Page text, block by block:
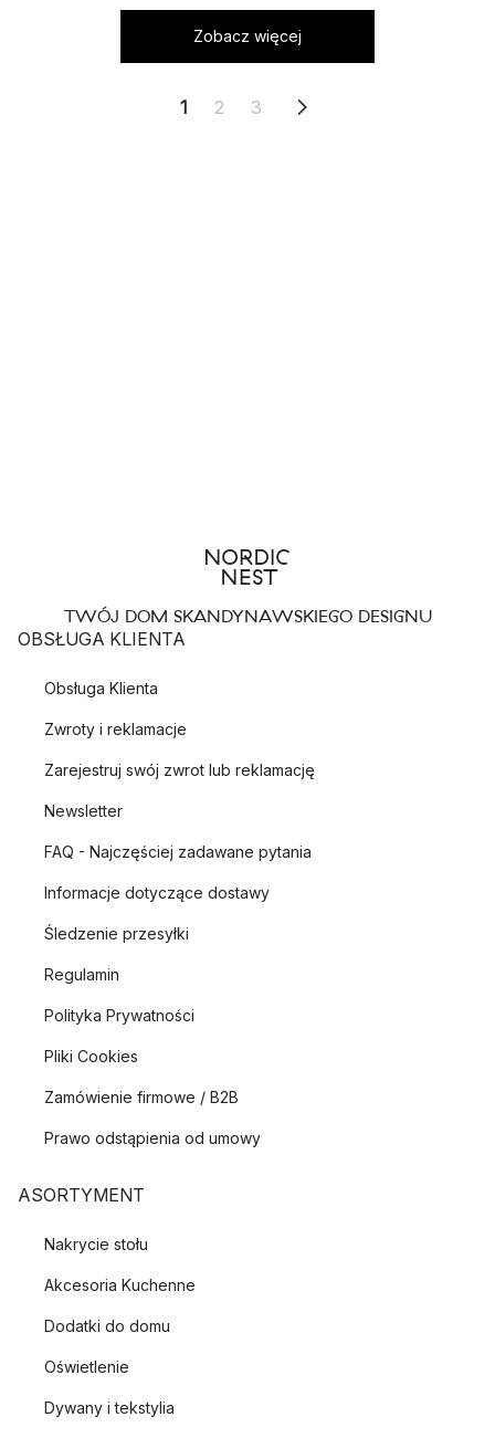
Zobacz więcej
1 2 3
TWÓJ DOM SKANDYNAWSKIEGO DESIGNU
OBSŁUGA KLIENTA
Obsługa Klienta
Zwroty i reklamacje
Zarejestruj swój zwrot lub reklamację
Newsletter
FAQ - Najczęściej zadawane pytania
Informacje dotyczące dostawy
Śledzenie przesyłki
Regulamin
Polityka Prywatności
Pliki Cookies
Zamówienie firmowe / B2B
Prawo odstąpienia od umowy
ASORTYMENT
Nakrycie stołu
Akcesoria Kuchenne
Dodatki do domu
Oświetlenie
Dywany i tekstylia